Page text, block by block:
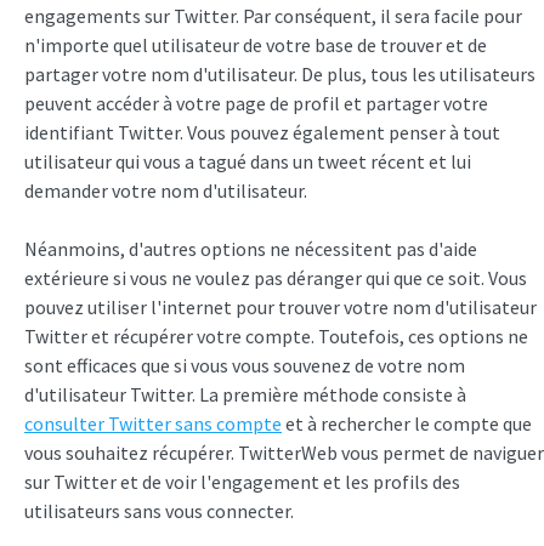
engagements sur Twitter. Par conséquent, il sera facile pour
n'importe quel utilisateur de votre base de trouver et de
partager votre nom d'utilisateur. De plus, tous les utilisateurs
peuvent accéder à votre page de profil et partager votre
identifiant Twitter. Vous pouvez également penser à tout
utilisateur qui vous a tagué dans un tweet récent et lui
demander votre nom d'utilisateur.
Néanmoins, d'autres options ne nécessitent pas d'aide
extérieure si vous ne voulez pas déranger qui que ce soit. Vous
pouvez utiliser l'internet pour trouver votre nom d'utilisateur
Twitter et récupérer votre compte. Toutefois, ces options ne
sont efficaces que si vous vous souvenez de votre nom
d'utilisateur Twitter. La première méthode consiste à
consulter Twitter sans compte et à rechercher le compte que
vous souhaitez récupérer. TwitterWeb vous permet de naviguer
sur Twitter et de voir l'engagement et les profils des
utilisateurs sans vous connecter.